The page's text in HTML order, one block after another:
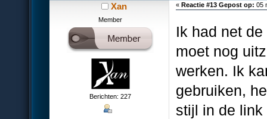
Xan
Member
Berichten: 227
«Reactie #13 Gepost op: 05
Ik had net
moet nog
werken. Ik
gebruiken,
stijl in de